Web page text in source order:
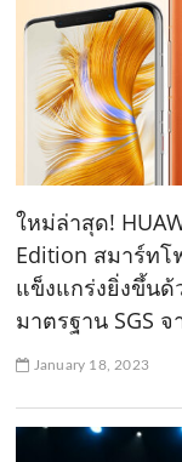
ใหม่ล่าสุด!
Edition สมาร์ทโ
แข็งแกร่งยิ่งขึ้นด้
มาตรฐาน SGS
January 18, 2023